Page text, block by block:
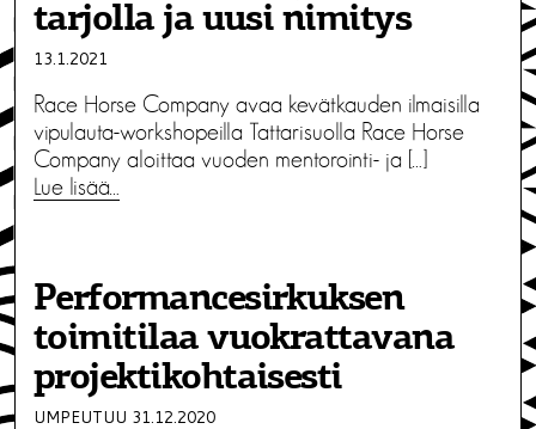
tarjolla ja uusi nimitys
13.1.2021
Race Horse Company avaa kevätkauden ilmaisilla
vipulauta-workshopeilla Tattarisuolla Race Horse
Company aloittaa vuoden mentorointi- ja […]
Lue lisää…
Performancesirkuksen
toimitilaa vuokrattavana
projektikohtaisesti
UMPEUTUU 31.12.2020